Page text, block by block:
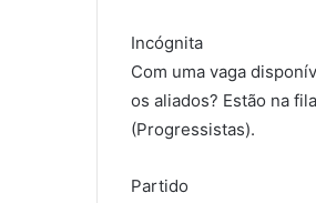
Incógnita
Com uma vaga
os aliados? Estão na
(Progressistas).
Partido